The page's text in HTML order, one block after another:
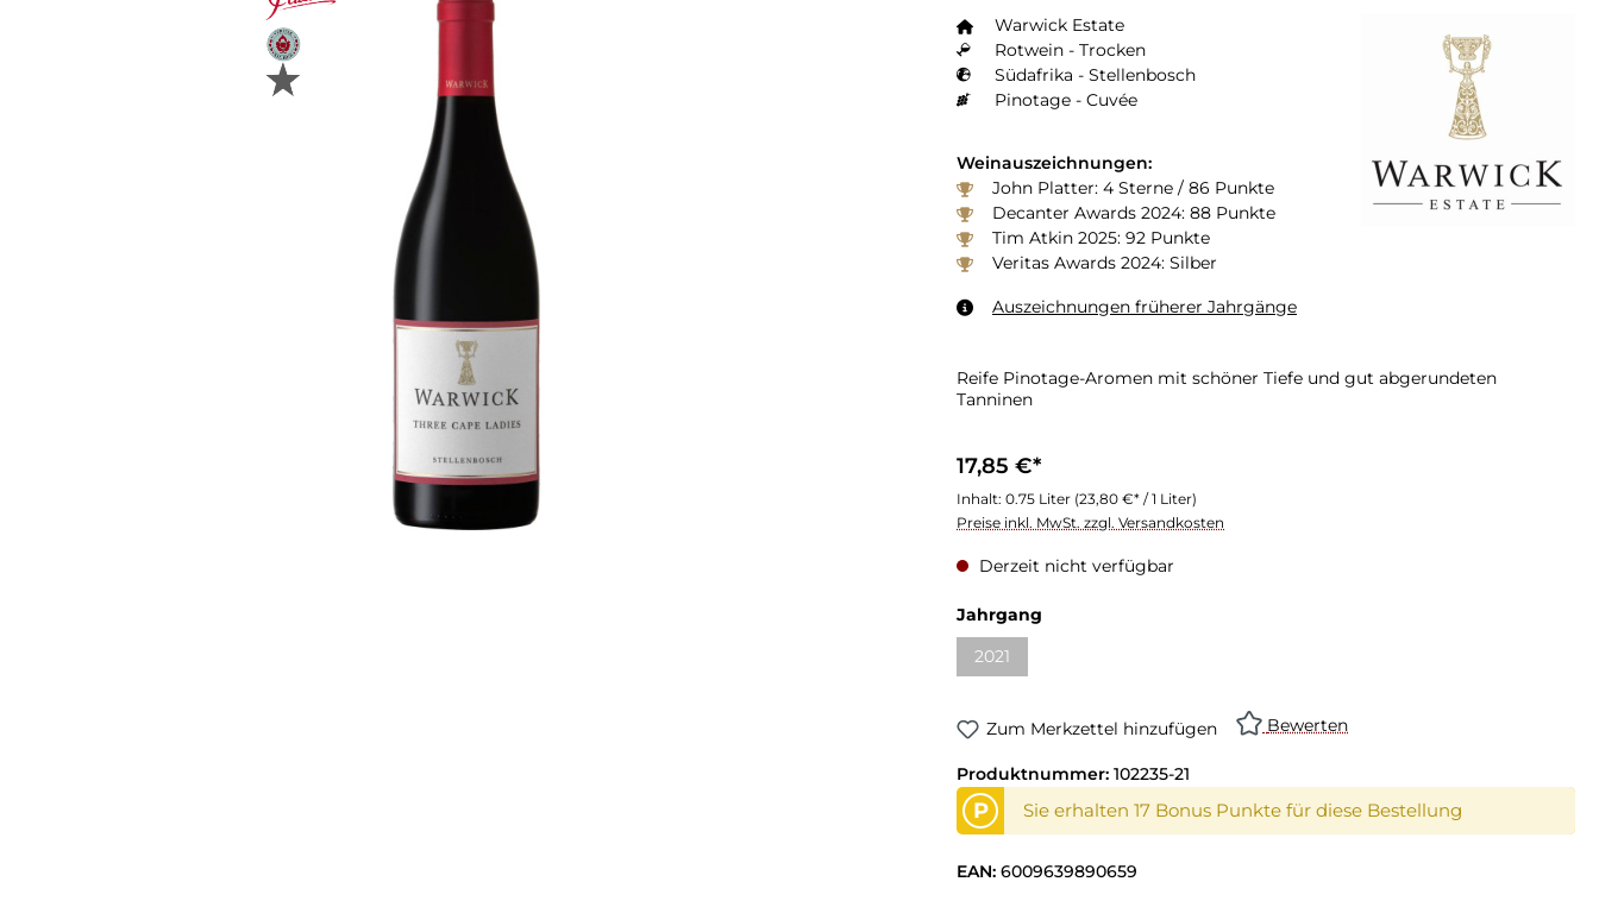
Warwick Estate
Rotwein - Trocken
Südafrika - Stellenbosch
Pinotage - Cuvée
Weinauszeichnungen:
John Platter: 4 Sterne / 86 Punkte
Decanter Awards 2024: 88 Punkte
Tim Atkin 2025: 92 Punkte
Veritas Awards 2024: Silber
Auszeichnungen früherer Jahrgänge
Reife Pinotage-Aromen mit schöner Tiefe und gut abgerundeten
Tanninen
17,85 €*
Inhalt: 0.75 Liter (23,80 €* / 1 Liter)
Preise inkl. MwSt. zzgl. Versandkosten
Derzeit nicht verfügbar
Jahrgang
2021(Diese Option ist zurzeit nicht verfügbar.)
Zum Merkzettel hinzufügen Bewerten
Produktnummer: 102235-21
P Sie erhalten 17 Bonus Punkte für diese Bestellung
EAN: 6009639890659